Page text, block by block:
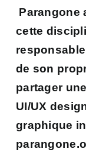
Parangone
cette
de son
partager
UI/UX
graphique